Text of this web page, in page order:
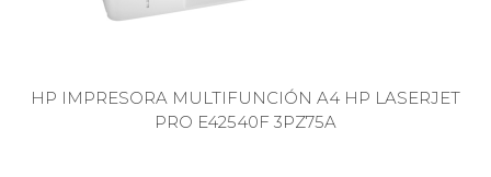
HP IMPRESORA MULTIFUNCIÓN A4 HP LASERJET
PRO E42540F 3PZ75A